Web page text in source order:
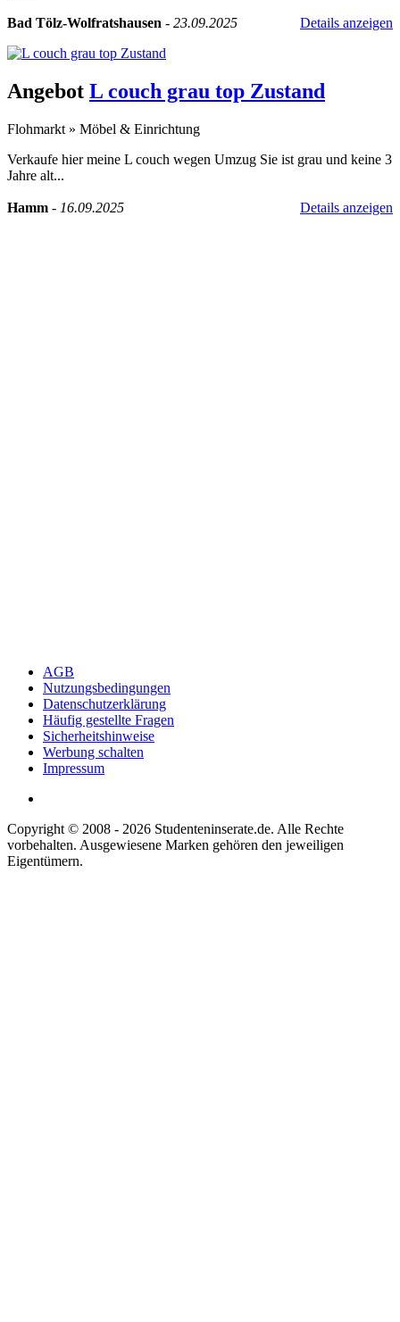
Bad Tölz-Wolfratshausen - 23.09.2025 Details anzeigen
Angebot L couch grau top Zustand
Flohmarkt » Möbel & Einrichtung
Verkaufe hier meine L couch wegen Umzug Sie ist grau und keine 3
Jahre alt...
Hamm - 16.09.2025 Details anzeigen
AGB
Nutzungsbedingungen
Datenschutzerklärung
Häufig gestellte Fragen
Sicherheitshinweise
Werbung schalten
Impressum
Copyright © 2008 - 2026 Studenteninserate.de. Alle Rechte
vorbehalten. Ausgewiesene Marken gehören den jeweiligen
Eigentümern.